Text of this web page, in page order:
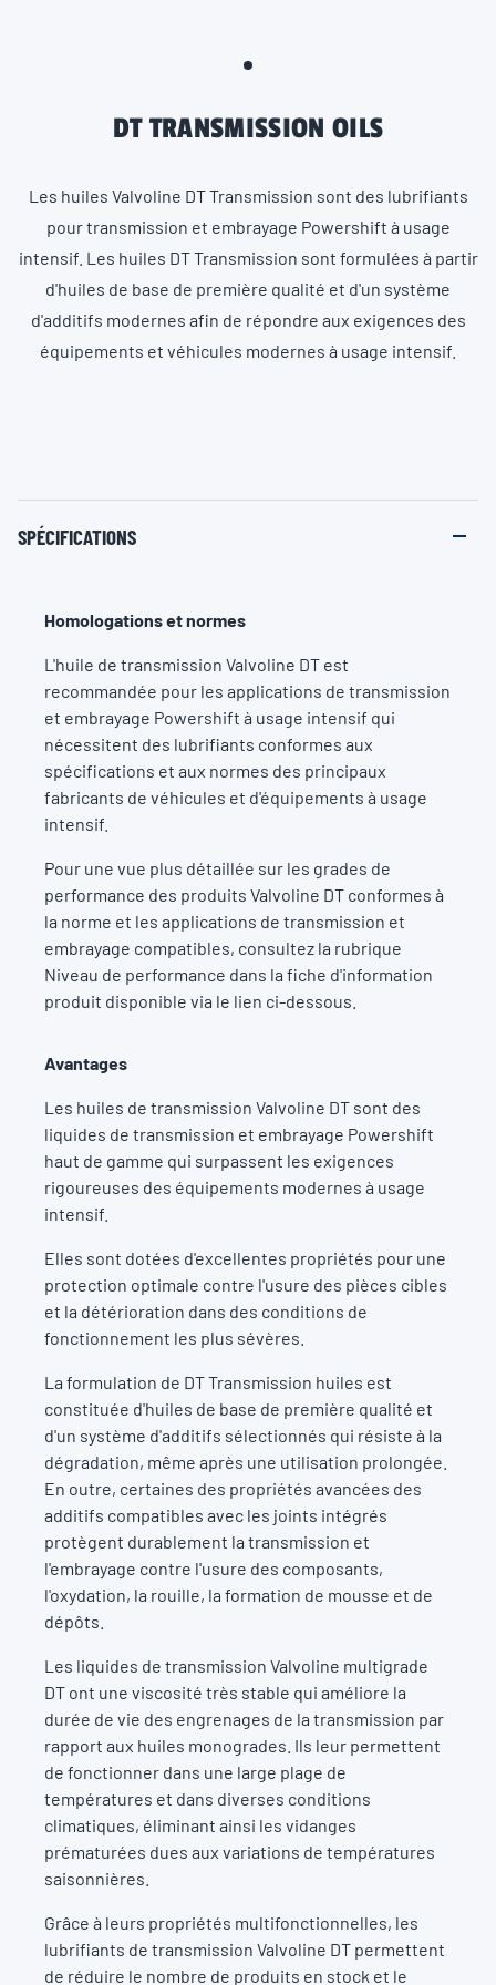
DT TRANSMISSION OILS
Les huiles Valvoline DT Transmission sont des lubrifiants
pour transmission et embrayage Powershift à usage
intensif. Les huiles DT Transmission sont formulées à partir
d'huiles de base de première qualité et d'un système
d'additifs modernes afin de répondre aux exigences des
équipements et véhicules modernes à usage intensif.
SPÉCIFICATIONS
Homologations et normes
L'huile de transmission Valvoline DT est
recommandée pour les applications de transmission
et embrayage Powershift à usage intensif qui
nécessitent des lubrifiants conformes aux
spécifications et aux normes des principaux
fabricants de véhicules et d'équipements à usage
intensif.
Pour une vue plus détaillée sur les grades de
performance des produits Valvoline DT conformes à
la norme et les applications de transmission et
embrayage compatibles, consultez la rubrique
Niveau de performance dans la fiche d'information
produit disponible via le lien ci-dessous.
Avantages
Les huiles de transmission Valvoline DT sont des
liquides de transmission et embrayage Powershift
haut de gamme qui surpassent les exigences
rigoureuses des équipements modernes à usage
intensif.
Elles sont dotées d'excellentes propriétés pour une
protection optimale contre l'usure des pièces cibles
et la détérioration dans des conditions de
fonctionnement les plus sévères.
La formulation de DT Transmission huiles est
constituée d'huiles de base de première qualité et
d'un système d'additifs sélectionnés qui résiste à la
dégradation, même après une utilisation prolongée.
En outre, certaines des propriétés avancées des
additifs compatibles avec les joints intégrés
protègent durablement la transmission et
l'embrayage contre l'usure des composants,
l'oxydation, la rouille, la formation de mousse et de
dépôts.
Les liquides de transmission Valvoline multigrade
DT ont une viscosité très stable qui améliore la
durée de vie des engrenages de la transmission par
rapport aux huiles monogrades. Ils leur permettent
de fonctionner dans une large plage de
températures et dans diverses conditions
climatiques, éliminant ainsi les vidanges
prématurées dues aux variations de températures
saisonnières.
Grâce à leurs propriétés multifonctionnelles, les
lubrifiants de transmission Valvoline DT permettent
de réduire le nombre de produits en stock et le